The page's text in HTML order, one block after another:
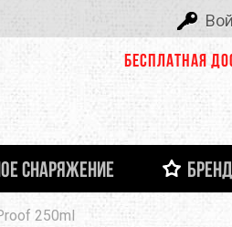
Бесплатная
ОДЕЖДА ДЕТСКАЯ ОДЕЖДА
ФОНАРИ И ЗАРЯДНЫЕ УСТРОЙСТВА
СНАРЯЖЕНИЕ
ЛЕДОВОЕ СНАРЯЖЕНИЕ
ALEXIKA
250ml